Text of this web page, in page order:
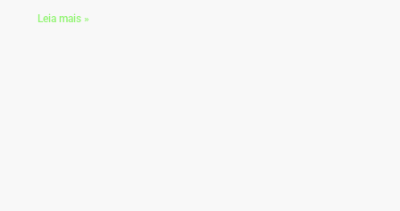
Leia mais »